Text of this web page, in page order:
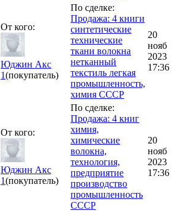
От кого:
Юджин Акс
1(покупатель)
По сделке:
Продажа: 4 книги
синтетические
технические
ткани волокна
нетканный
текстиль легкая
промышленность,
химия СССР
20
нояб
2023
17:36
От кого:
Юджин Акс
1(покупатель)
По сделке:
Продажа: 4 книг
химия,
химические
волокна,
технология,
предприятие
производство
промышленность
СССР
20
нояб
2023
17:36